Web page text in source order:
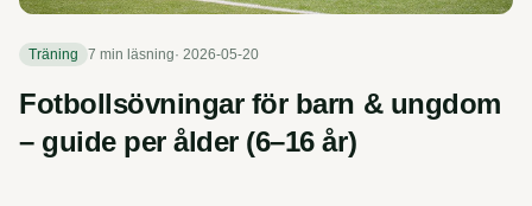
Träning 7 min läsning· 2026-05-20
Fotbollsövningar för barn & ungdom
– guide per ålder (6–16 år)